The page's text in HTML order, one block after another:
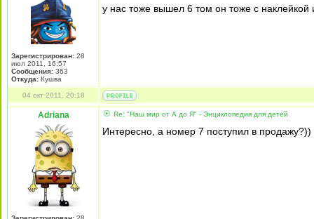
Зарегистрирован: 28
июл 2011, 16:57
Сообщения: 363
Откуда: Кушва
у нас тоже вышел 6 том он тоже с наклейкой
04 окт 2011, 20:18
Adriana Re: "Наш мир от А до Я" - Энциклопедия для детей
Интересно, а номер 7 поступил в продажу?))